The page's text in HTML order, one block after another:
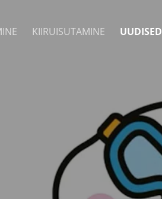
KIIRUISUTAMINE UUDISED